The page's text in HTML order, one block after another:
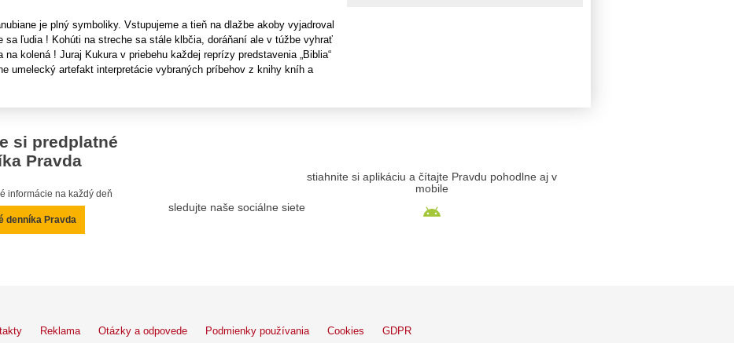
je plný symboliky. Vstupujeme a tieň na dlažbe akoby vyjadroval
sa ľudia ! Kohúti na streche sa stále klbčia, doráňaní ale v túžbe vyhrať
na kolená ! Juraj Kukura v priebehu každej reprízy predstavenia „Biblia“
umelecký artefakt interpretácie vybraných príbehov z knihy kníh a
si predplatné
Pravda
informácie na každý deň
denníka Pravda
sledujte naše sociálne siete
stiahnite si aplikáciu a čítajte Pravdu pohodlne aj v
mobile
Reklama Otázky a odpovede Podmienky používania Cookies GDPR